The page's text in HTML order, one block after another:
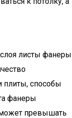
листы фанеры
плиты, способы
фанеры
превышать